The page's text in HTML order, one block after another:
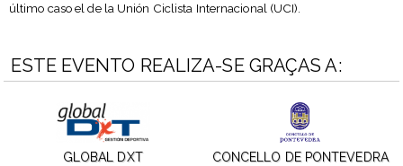
último caso el de la Unión Ciclista Internacional (UCI).
ESTE EVENTO REALIZA-SE GRAÇAS A:
GLOBAL DXT CONCELLO DE PONTEVEDRA